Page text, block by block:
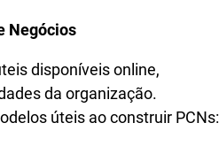
Negócios
disponíveis online,
da organização.
úteis ao construir PCNs: